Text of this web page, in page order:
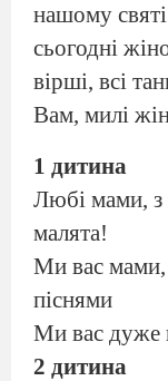
нашому
сьогодні
вірші, всі
Вам, милі
1 дитина
Любі мами, з
малята!
Ми вас мами,
піснями
Ми вас дуже
2 дитина